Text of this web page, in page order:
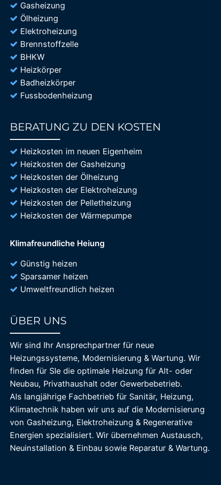
Gasheizung
Ölheizung
Elektroheizung
Brennstoffzelle
BHKW
Heizkörper
Badheizkörper
Fussbodenheizung
BERATUNG ZU DEN KOSTEN
Heizkosten im neuen Eigenheim
Heizkosten der Gasheizung
Heizkosten der Ölheizung
Heizkosten der Elektroheizung
Heizkosten der Pelletheizung
Heizkosten der Wärmepumpe
Klimafreundliche Heiung
Günstig heizen
Sparsamer heizen
Umweltfreundlich heizen
ÜBER UNS
Wir sind Ihr Ansprechpartner für neue
Heizungssysteme, Modernisierung & Wartung. Wir
finden für SIe die optimale Heizung für Alt- oder
Neubau, Privathaushalt oder Gewerbebetrieb.
Als langjährige Fachbetrieb für Sanitär, Heizung,
Klimatechnik haben wir uns auf die Modernisierung
von Gasheizung, Elektroheizung & Regenerative
Energien spezialisiert. Wir übernehmen Austausch,
Neuinstallation & Einbau sowie Reparatur & Wartung.